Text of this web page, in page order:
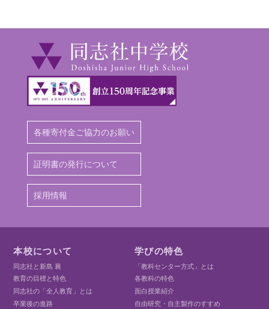
各種寄付金ご協力のお願い
証明書の発行について
採用情報
本校について
同志社と新島 襄
教育の目標と特色
同志社の「全人教育」とは
卒業後の進路
学びの特色
「教科センター方式」とは
各教科の特色
面白授業紹介
自由研究・自主製作のすすめ